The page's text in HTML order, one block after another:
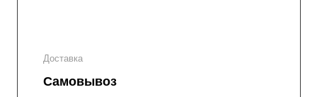
Доставка
Самовывоз